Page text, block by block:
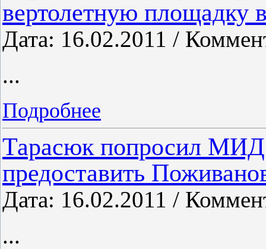
вертолетную площадку
Дата: 16.02.2011 /
...
Подробнее
Тарасюк попросил
предоставить
Дата: 16.02.2011 /
...